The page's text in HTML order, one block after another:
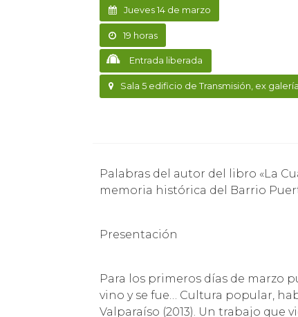
Jueves 14 de marzo
19 horas
Entrada liberada
Sala 5 edificio de Transmisión, ex
Palabras del autor del libro «La Cuadra: pasión, vino y se fue… Cultura popular, habitar y
memoria histórica del Barrio
Presentación
Para los primeros días de marzo
vino y se fue… Cultura popular,
Valparaíso (2013). Un trabajo que